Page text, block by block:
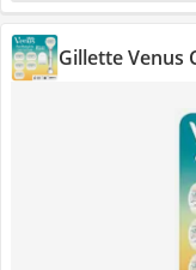
Gillette Venus